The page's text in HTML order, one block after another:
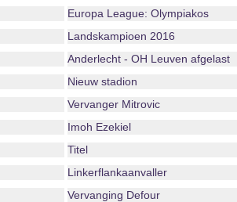
Europa League: Olympiakos
Landskampioen 2016
Anderlecht - OH Leuven afgelast
Nieuw stadion
Vervanger Mitrovic
Imoh Ezekiel
Titel
Linkerflankaanvaller
Vervanging Defour